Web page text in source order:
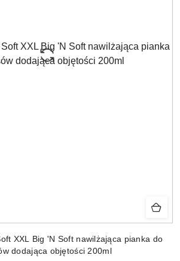
XXL Big 'N Soft nawilżająca pianka do
dodająca objętości 200ml